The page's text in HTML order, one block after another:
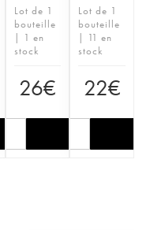
Lot de 1
bouteille
| 1 en
stock
26€
Lot de 1
bouteille
| 11 en
stock
22€